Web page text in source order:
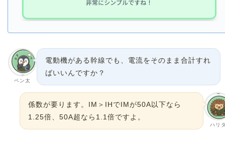
ペン太
電動機がある幹線でも、電流をそのまま合計すれ
ばいいんですか？
ハリ
係数が要ります。IM＞IHでIMが50A以下なら
1.25倍、50A超なら1.1倍ですよ。